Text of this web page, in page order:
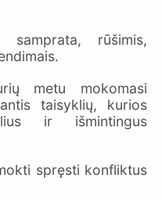
rūšimis,
metu mokomasi
taisyklių, kurios
ir išmintingus
spręsti konfliktus